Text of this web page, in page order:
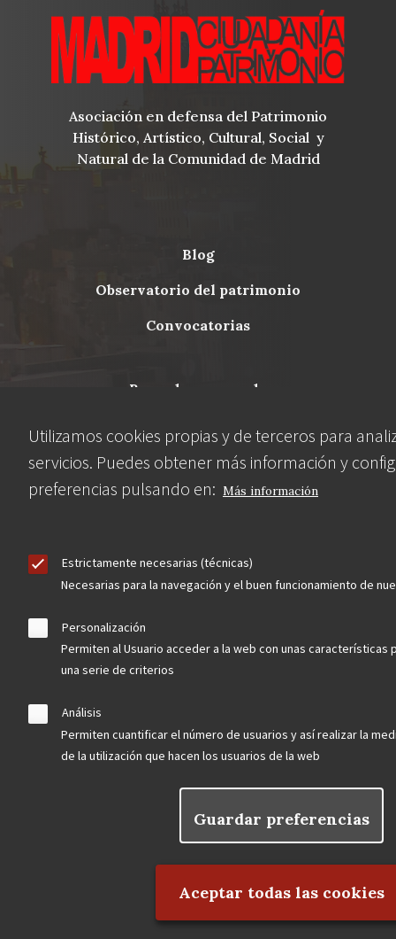
Utilizamos cookies propias y de terceros para
servicios. Puedes obtener más información y
preferencias pulsando en: Más información
Estrictamente necesarias (técnicas)
Necesarias para la navegación y el buen funcionamiento de
Personalización
Permiten al Usuario acceder a la web con unas características
una serie de criterios
Análisis
Permiten cuantificar el número de usuarios y así realizar la
de la utilización que hacen los usuarios de la web
Guardar preferencias
Aceptar todas las cookies
Asociación en defensa del Patrimonio
Histórico, Artístico, Cultural, Social y
Natural de la Comunidad de Madrid
Menu
blog
observatorio del patrimonio
convocatorias
buscador avanzado
Nuestras redes
Hazte socio
Política de privacidad Política de Cookies